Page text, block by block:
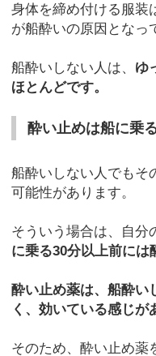
身体を締め付ける服装
が船酔いの原因となっ
船酔いしない人は、 ゆ
ほとんどです。
酔い止めは船に乗
船酔いしない人でもそ
可能性があります。
そういう場合は、自分
に乗る30分以上前には
酔い止め薬は、船酔い
く、効いている感じが
そのため、酔い止め薬